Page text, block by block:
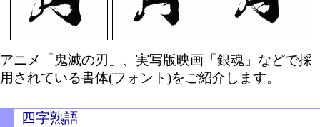
アニメ「鬼滅の刃」、実写版映画「銀魂」などで採
用されている書体(フォント)をご紹介します。
四字熟語